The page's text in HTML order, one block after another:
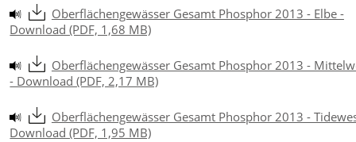
Oberflächengewässer Gesamt Phosphor 2013 - Elbe -
Download (PDF, 1,68 MB)
Oberflächengewässer Gesamt Phosphor 2013 -
- Download (PDF, 2,17 MB)
Oberflächengewässer Gesamt Phosphor 2013 -
Download (PDF, 1,95 MB)